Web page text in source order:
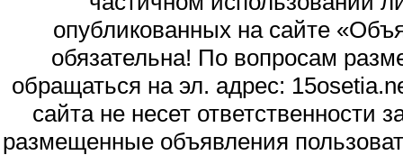
опубликованных на сайте
обязательна! По вопросам
обращаться на эл. адрес:
сайта не несет
размещенные объявления